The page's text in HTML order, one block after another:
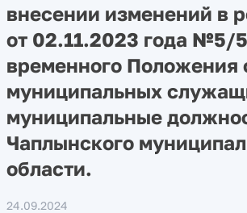
внесении изменений в
от 02.11.2023 года №5/
временного
муниципальных
муниципальные
Чаплынского
области.
24.09.2024